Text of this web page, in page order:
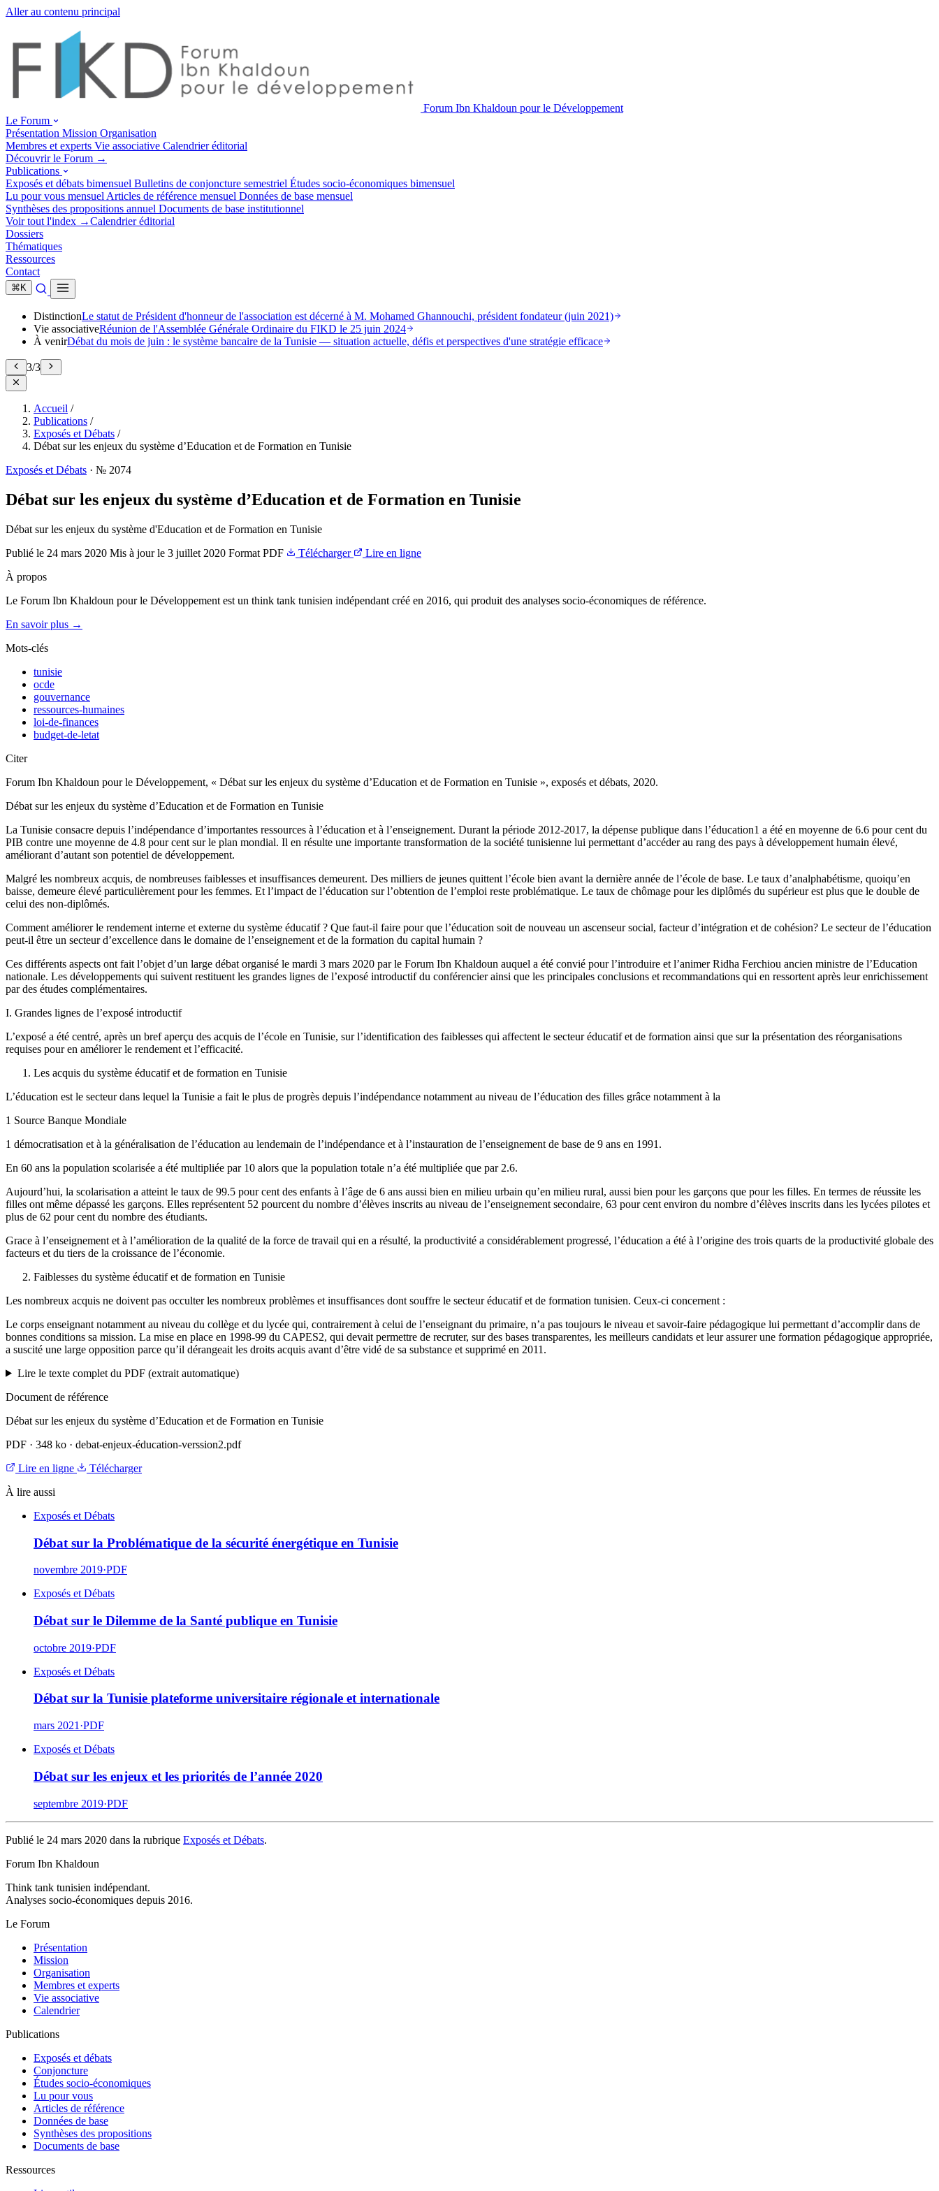
Aller au contenu principal
Forum Ibn Khaldoun pour le Développement
Le Forum
Présentation Mission Organisation
Membres et experts Vie associative Calendrier éditorial
Découvrir le Forum →
Publications
Exposés et débats bimensuel Bulletins de conjoncture semestriel Études socio-économiques bimensuel
Lu pour vous mensuel Articles de référence mensuel Données de base mensuel
Synthèses des propositions annuel Documents de base institutionnel
Voir tout l'index →Calendrier éditorial
Dossiers
Thématiques
Ressources
Contact
⌘ K
DistinctionLe statut de Président d'honneur de l'association est décerné à M. Mohamed Ghannouchi, président fondateur (juin 2021)
Vie associativeRéunion de l'Assemblée Générale Ordinaire du FIKD le 25 juin 2024
À venirDébat du mois de juin : le système bancaire de la Tunisie — situation actuelle, défis et perspectives d'une stratégie efficace
3/3
Accueil /
Publications /
Exposés et Débats /
Débat sur les enjeux du système d’Education et de Formation en Tunisie
Exposés et Débats · № 2074
Débat sur les enjeux du système d’Education et de Formation en Tunisie
Débat sur les enjeux du système d'Education et de Formation en Tunisie
Publié le 24 mars 2020 Mis à jour le 3 juillet 2020 Format PDF Télécharger
Lire en ligne
À propos
Le Forum Ibn Khaldoun pour le Développement est un think tank tunisien indépendant créé en 2016, qui produit des analyses socio-économiques de référence.
En savoir plus →
Mots-clés
tunisie
ocde
gouvernance
ressources-humaines
loi-de-finances
budget-de-letat
Citer
Forum Ibn Khaldoun pour le Développement, « Débat sur les enjeux du système d’Education et de Formation en Tunisie », exposés et débats, 2020.
Débat sur les enjeux du système d’Education et de Formation en Tunisie
La Tunisie consacre depuis l’indépendance d’importantes ressources à l’éducation et à l’enseignement. Durant la période 2012-2017, la dépense publique dans l’éducation1 a été en moyenne de 6.6 pour cent du
PIB contre une moyenne de 4.8 pour cent sur le plan mondial. Il en résulte une importante transformation de la société tunisienne lui permettant d’accéder au rang des pays à développement humain élevé,
améliorant d’autant son potentiel de développement.
Malgré les nombreux acquis, de nombreuses faiblesses et insuffisances demeurent. Des milliers de jeunes quittent l’école bien avant la dernière année de l’école de base. Le taux d’analphabétisme, quoiqu’en
baisse, demeure élevé particulièrement pour les femmes. Et l’impact de l’éducation sur l’obtention de l’emploi reste problématique. Le taux de chômage pour les diplômés du supérieur est plus que le double de
celui des non-diplômés.
Comment améliorer le rendement interne et externe du système éducatif ? Que faut-il faire pour que l’éducation soit de nouveau un ascenseur social, facteur d’intégration et de cohésion? Le secteur de l’éducation
peut-il être un secteur d’excellence dans le domaine de l’enseignement et de la formation du capital humain ?
Ces différents aspects ont fait l’objet d’un large débat organisé le mardi 3 mars 2020 par le Forum Ibn Khaldoun auquel a été convié pour l’introduire et l’animer Ridha Ferchiou ancien ministre de l’Education
nationale. Les développements qui suivent restituent les grandes lignes de l’exposé introductif du conférencier ainsi que les principales conclusions et recommandations qui en ressortent après leur enrichissement
par des études complémentaires.
I. Grandes lignes de l’exposé introductif
L’exposé a été centré, après un bref aperçu des acquis de l’école en Tunisie, sur l’identification des faiblesses qui affectent le secteur éducatif et de formation ainsi que sur la présentation des réorganisations
requises pour en améliorer le rendement et l’efficacité.
Les acquis du système éducatif et de formation en Tunisie
L’éducation est le secteur dans lequel la Tunisie a fait le plus de progrès depuis l’indépendance notamment au niveau de l’éducation des filles grâce notamment à la
1 Source Banque Mondiale
1 démocratisation et à la généralisation de l’éducation au lendemain de l’indépendance et à l’instauration de l’enseignement de base de 9 ans en 1991.
En 60 ans la population scolarisée a été multipliée par 10 alors que la population totale n’a été multipliée que par 2.6.
Aujourd’hui, la scolarisation a atteint le taux de 99.5 pour cent des enfants à l’âge de 6 ans aussi bien en milieu urbain qu’en milieu rural, aussi bien pour les garçons que pour les filles. En termes de réussite les
filles ont même dépassé les garçons. Elles représentent 52 pourcent du nombre d’élèves inscrits au niveau de l’enseignement secondaire, 63 pour cent environ du nombre d’élèves inscrits dans les lycées pilotes et
plus de 62 pour cent du nombre des étudiants.
Grace à l’enseignement et à l’amélioration de la qualité de la force de travail qui en a résulté, la productivité a considérablement progressé, l’éducation a été à l’origine des trois quarts de la productivité globale des
facteurs et du tiers de la croissance de l’économie.
Faiblesses du système éducatif et de formation en Tunisie
Les nombreux acquis ne doivent pas occulter les nombreux problèmes et insuffisances dont souffre le secteur éducatif et de formation tunisien. Ceux-ci concernent :
Le corps enseignant notamment au niveau du collège et du lycée qui, contrairement à celui de l’enseignant du primaire, n’a pas toujours le niveau et savoir-faire pédagogique lui permettant d’accomplir dans de
bonnes conditions sa mission. La mise en place en 1998-99 du CAPES2, qui devait permettre de recruter, sur des bases transparentes, les meilleurs candidats et leur assurer une formation pédagogique appropriée,
a suscité une large opposition parce qu’il dérangeait les droits acquis avant d’être vidé de sa substance et supprimé en 2011.
Lire le texte complet du PDF (extrait automatique)
Document de référence
Débat sur les enjeux du système d’Education et de Formation en Tunisie
PDF · 348 ko · debat-enjeux-éducation-verssion2.pdf
Lire en ligne
Télécharger
À lire aussi
Exposés et Débats
Débat sur la Problématique de la sécurité énergétique en Tunisie
novembre 2019·PDF
Exposés et Débats
Débat sur le Dilemme de la Santé publique en Tunisie
octobre 2019·PDF
Exposés et Débats
Débat sur la Tunisie plateforme universitaire régionale et internationale
mars 2021 ·PDF
Exposés et Débats
Débat sur les enjeux et les priorités de l’année 2020
septembre 2019·PDF
Publié le 24 mars 2020 dans la rubrique Exposés et Débats.
Forum Ibn Khaldoun
Think tank tunisien indépendant.
Analyses socio-économiques depuis 2016.
Le Forum
Présentation
Mission
Organisation
Membres et experts
Vie associative
Calendrier
Publications
Exposés et débats
Conjoncture
Études socio-économiques
Lu pour vous
Articles de référence
Données de base
Synthèses des propositions
Documents de base
Ressources